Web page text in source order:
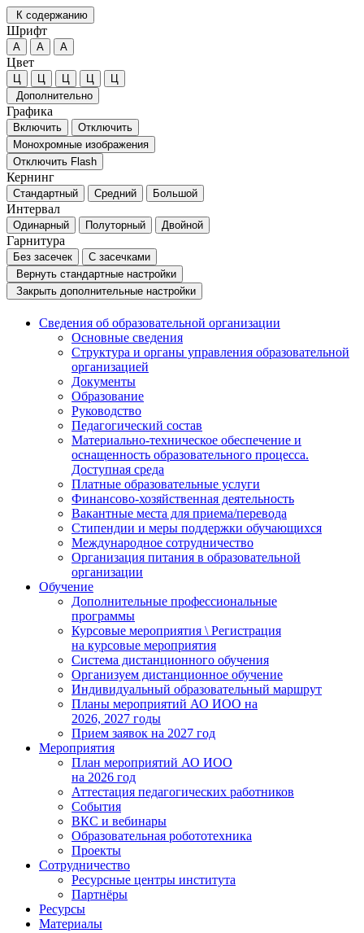
К содержанию
Шрифт
А А А
Цвет
Ц Ц Ц Ц
Ц
Дополнительно
Графика
Включить
Отключить
Монохромные изображения
Отключить Flash
Кернинг
Стандартный Средний Большой
Интервал
Одинарный Полуторный Двойной
Гарнитура
Без засечек
С засечками
Вернуть стандартные настройки
Закрыть дополнительные настройки
Сведения об образовательной организации
Основные сведения
Структура и органы управления образовательной
организацией
Документы
Образование
Руководство
Педагогический состав
Материально-техническое обеспечение и
оснащенность образовательного процесса.
Доступная среда
Платные образовательные услуги
Финансово-хозяйственная деятельность
Вакантные места для приема/перевода
Стипендии и меры поддержки обучающихся
Международное сотрудничество
Организация питания в образовательной
организации
Обучение
Дополнительные профессиональные
программы
Курсовые мероприятия \ Регистрация
на курсовые мероприятия
Система дистанционного обучения
Организуем дистанционное обучение
Индивидуальный образовательный маршрут
Планы мероприятий АО ИОО на
2026, 2027 годы
Прием заявок на 2027 год
Мероприятия
План мероприятий АО ИОО
на 2026 год
Аттестация педагогических работников
События
ВКС и вебинары
Образовательная робототехника
Проекты
Сотрудничество
Ресурсные центры института
Партнёры
Ресурсы
Материалы